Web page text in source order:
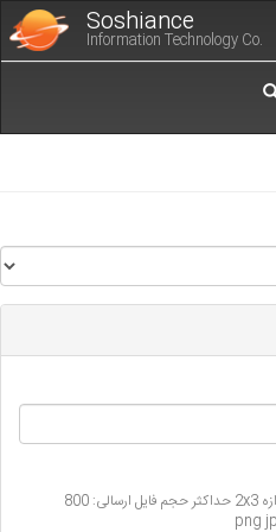
Soshiance
Information Technology Co.
عکس ارسالی به صورت پرسنلی و در اندازه 2x3 حداکثر حجم فایل ارسالی: 800